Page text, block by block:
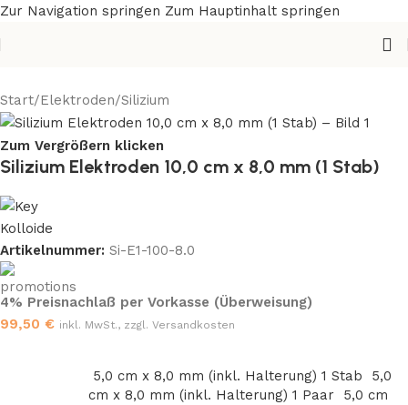
Zur Navigation springen Zum Hauptinhalt springen
Start/Elektroden/Silizium
Zum Vergrößern klicken
Silizium Elektroden 10,0 cm x 8,0 mm (1 Stab)
Artikelnummer: Si-E1-100-8.0
4% Preisnachlaß per Vorkasse (Überweisung)
99,50 € inkl. MwSt., zzgl. Versandkosten
5,0 cm x 8,0 mm (inkl. Halterung) 1 Stab
5,0
cm x 8,0 mm (inkl. Halterung) 1 Paar
5,0 cm